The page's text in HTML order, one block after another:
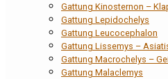
Gattung Kinosternon –
Gattung Lepidochelys
Gattung Leucocephalon
Gattung Lissemys –
Gattung Macrochelys –
Gattung Malaclemys